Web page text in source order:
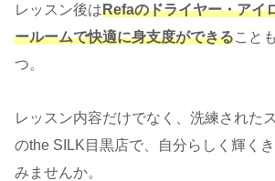
レッスン後はRefaのドライヤー・アイ
ールームで快適に身支度ができること
つ。
レッスン内容だけでなく、洗練された
のthe SILK目黒店で、自分らしく輝く
みませんか。